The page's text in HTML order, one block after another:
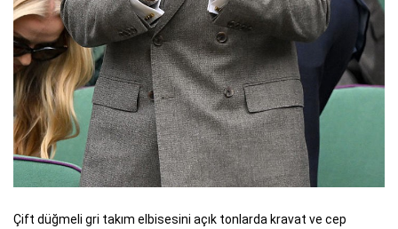
Çift düğmeli gri takım elbisesini açık tonlarda kravat ve cep